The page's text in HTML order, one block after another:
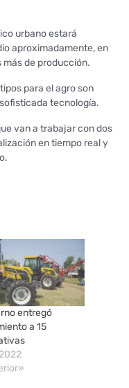
urbano estará
aproximadamente, en
de producción.
para el agro son
tecnología.
van a trabajar con dos
en tiempo real y
entregó
a 15